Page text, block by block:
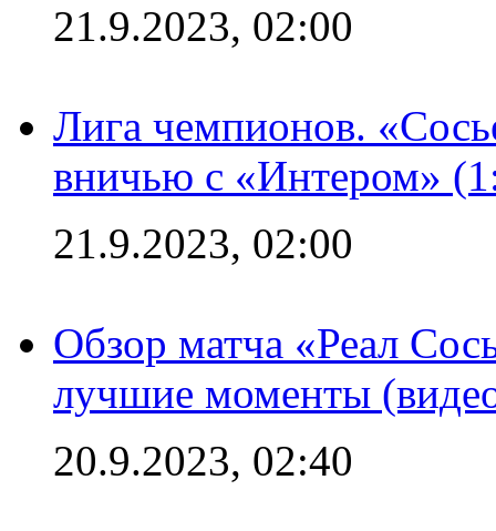
21.9.2023, 02:00
Лига чемпионов.
вничью с «Интером»
21.9.2023, 02:00
Обзор матча «Реал
лучшие моменты
20.9.2023, 02:40